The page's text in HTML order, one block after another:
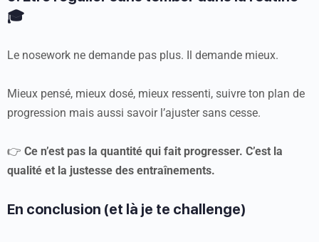
🎓
Le nosework ne demande pas plus. Il demande mieux.
Mieux pensé, mieux dosé, mieux ressenti, suivre ton plan de
progression mais aussi savoir l’ajuster sans cesse.
👉 Ce n’est pas la quantité qui fait progresser. C’est la
qualité et la justesse des entraînements.
En conclusion (et là je te challenge)